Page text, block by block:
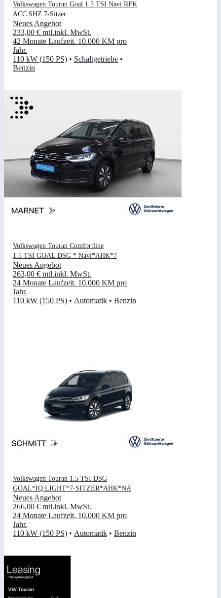
Volkswagen Touran Goal 1.5 TSI Navi RFK
ACC SHZ 7-Sitzer
Neues Angebot
233,00 € mtl.inkl. MwSt.
42 Monate Laufzeit. 10.000 KM pro
Jahr.
110 kW (150 PS) • Schaltgetriebe •
Benzin
Volkswagen Touran Comfortline
1.5 TSI GOAL DSG * Navi*AHK*7
Neues Angebot
263,00 € mtl.inkl. MwSt.
24 Monate Laufzeit. 10.000 KM pro
Jahr.
110 kW (150 PS) • Automatik • Benzin
Volkswagen Touran 1.5 TSI DSG
GOAL*IQ.LIGHT*7-SITZER*AHK*NA
Neues Angebot
266,00 € mtl.inkl. MwSt.
24 Monate Laufzeit. 10.000 KM pro
Jahr.
110 kW (150 PS) • Automatik • Benzin